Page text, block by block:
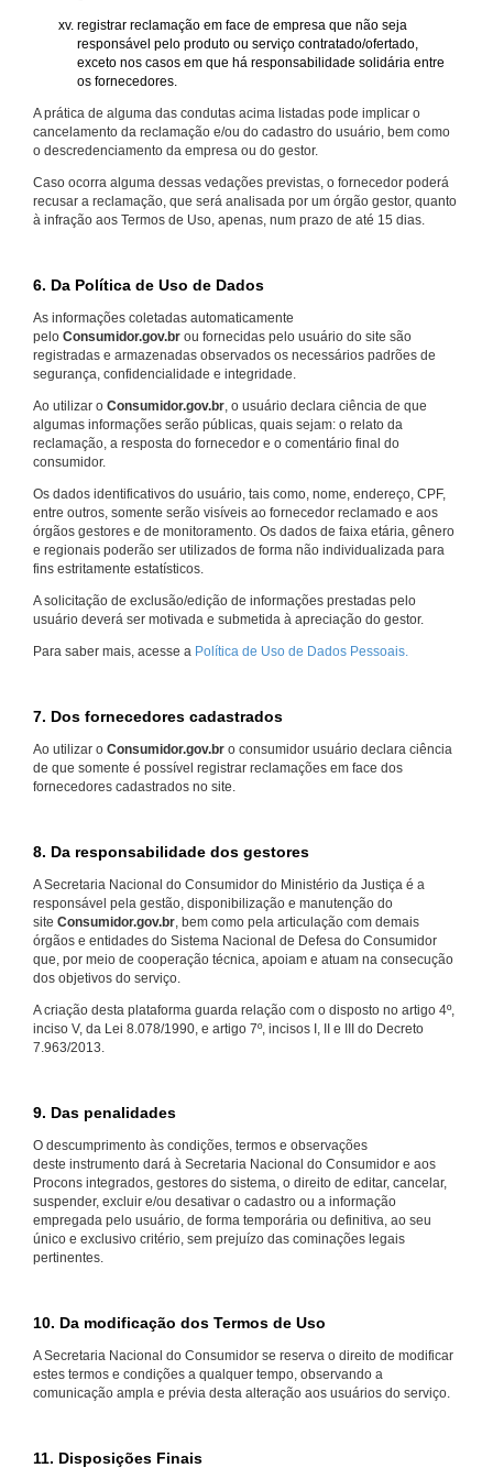
registrar reclamação em face de empresa que não seja
responsável pelo produto ou serviço contratado/ofertado,
exceto nos casos em que há responsabilidade solidária entre
os fornecedores.
A prática de alguma das condutas acima listadas pode implicar o
cancelamento da reclamação e/ou do cadastro do usuário, bem como
o descredenciamento da empresa ou do gestor.
Caso ocorra alguma dessas vedações previstas, o fornecedor poderá
recusar a reclamação, que será analisada por um órgão gestor, quanto
à infração aos Termos de Uso, apenas, num prazo de até 15 dias.
6. Da Política de Uso de Dados
As informações coletadas automaticamente
pelo Consumidor.gov.br ou fornecidas pelo usuário do site são
registradas e armazenadas observados os necessários padrões de
segurança, confidencialidade e integridade.
Ao utilizar o Consumidor.gov.br , o usuário declara ciência de que
algumas informações serão públicas, quais sejam: o relato da
reclamação, a resposta do fornecedor e o comentário final do
consumidor.
Os dados identificativos do usuário, tais como, nome, endereço, CPF,
entre outros, somente serão visíveis ao fornecedor reclamado e aos
órgãos gestores e de monitoramento. Os dados de faixa etária, gênero
e regionais poderão ser utilizados de forma não individualizada para
fins estritamente estatísticos.
A solicitação de exclusão/edição de informações prestadas pelo
usuário deverá ser motivada e submetida à apreciação do gestor.
Para saber mais, acesse a Política de Uso de Dados Pessoais.
7. Dos fornecedores cadastrados
Ao utilizar o Consumidor.gov.br o consumidor usuário declara ciência
de que somente é possível registrar reclamações em face dos
fornecedores cadastrados no site.
8. Da responsabilidade dos gestores
A Secretaria Nacional do Consumidor do Ministério da Justiça é a
responsável pela gestão, disponibilização e manutenção do
site Consumidor.gov.br, bem como pela articulação com demais
órgãos e entidades do Sistema Nacional de Defesa do Consumidor
que, por meio de cooperação técnica, apoiam e atuam na consecução
dos objetivos do serviço.
A criação desta plataforma guarda relação com o disposto no artigo 4º,
inciso V, da Lei 8.078/1990, e artigo 7º, incisos I, II e III do Decreto
7.963/2013.
9. Das penalidades
O descumprimento às condições, termos e observações
deste instrumento dará à Secretaria Nacional do Consumidor e aos
Procons integrados, gestores do sistema, o direito de editar, cancelar,
suspender, excluir e/ou desativar o cadastro ou a informação
empregada pelo usuário, de forma temporária ou definitiva, ao seu
único e exclusivo critério, sem prejuízo das cominações legais
pertinentes.
10. Da modificação dos Termos de Uso
A Secretaria Nacional do Consumidor se reserva o direito de modificar
estes termos e condições a qualquer tempo, observando a
comunicação ampla e prévia desta alteração aos usuários do serviço.
11. Disposições Finais